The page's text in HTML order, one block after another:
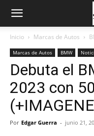
Inicio Marcas de Autos
Marcas de Autos BMW
Debuta el
2023 con
Por Edgar Guerra - junio 21,